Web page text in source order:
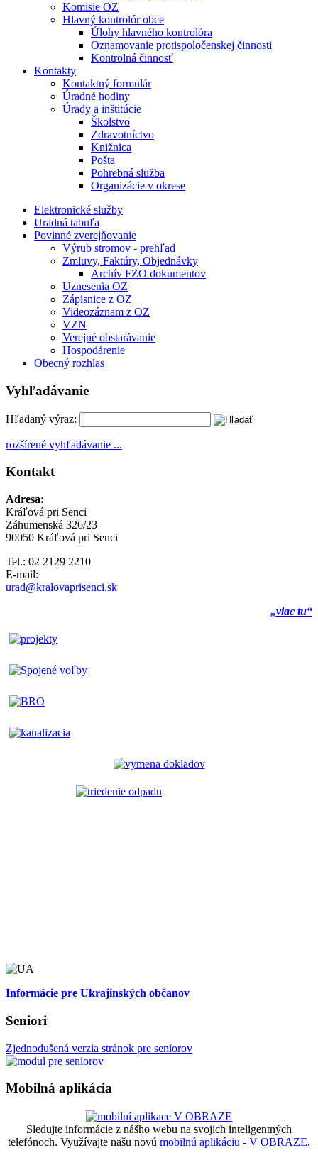
Komisie OZ
Hlavný kontrolór obce
Úlohy hlavného kontrolóra
Oznamovanie protispoločenskej činnosti
Kontrolná činnosť
Kontakty
Kontaktný formulár
Úradné hodiny
Úrady a inštitúcie
Školstvo
Zdravotníctvo
Knižnica
Pošta
Pohrebná služba
Organizácie v okrese
Elektronické služby
Uradná tabuľa
Povinné zverejňovanie
Výrub stromov - prehľad
Zmluvy, Faktúry, Objednávky
Archív FZO dokumentov
Uznesenia OZ
Zápisnice z OZ
Videozáznam z OZ
VZN
Verejné obstarávanie
Hospodárenie
Obecný rozhlas
Vyhľadávanie
Hľadaný výraz:
rozšírené vyhľadávanie ...
Kontakt
Adresa:
Kráľová pri Senci
Záhumenská 326/23
90050 Kráľová pri Senci
Tel.: 02 2129 2210
E-mail:
urad@kralovaprisenci.sk
„viac tu“
Informácie pre Ukrajinských občanov
Seniori
Zjednodušená verzia stránok pre seniorov
Mobilná aplikácia
Sledujte informácie z nášho webu na svojich inteligentných
telefónoch. Využívajte našu novú mobilnú aplikáciu - V OBRAZE.